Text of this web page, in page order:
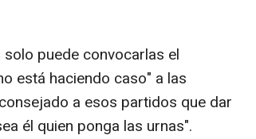
puede convocarlas el
está haciendo caso" a las
a esos partidos que dar
él quien ponga las urnas".